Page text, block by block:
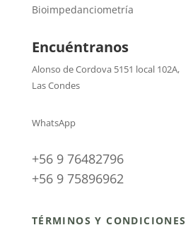
Bioimpedanciometría
Encuéntranos
Alonso de Cordova 5151 local 102A,
Las Condes
WhatsApp
+56 9 76482796
+56 9 75896962
TÉRMINOS Y CONDICIONES